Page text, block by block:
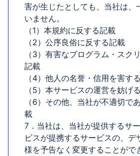
害が生じたとしても、当社は、
いません。
（1）本規約に反する記載
（2）公序良俗に反する記載
（3）有害なプログラム・スク
記載
（4）他人の名誉・信用を害す
（5）本サービスの運営を妨げ
（6）その他、当社が不適切で
載
7．当社は、当社が提供するサ
ビスが提携するサービスの、デ
様を予告なく変更することがで